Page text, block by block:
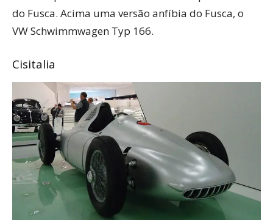
do Fusca. Acima uma versão anfíbia do Fusca, o
VW Schwimmwagen Typ 166.
Cisitalia